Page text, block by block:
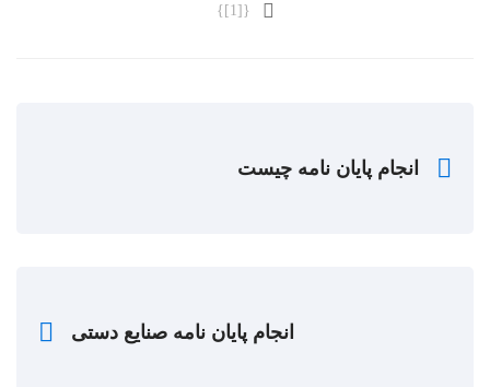
{[1]}
انجام پایان نامه چیست
انجام پایان نامه صنایع دستی